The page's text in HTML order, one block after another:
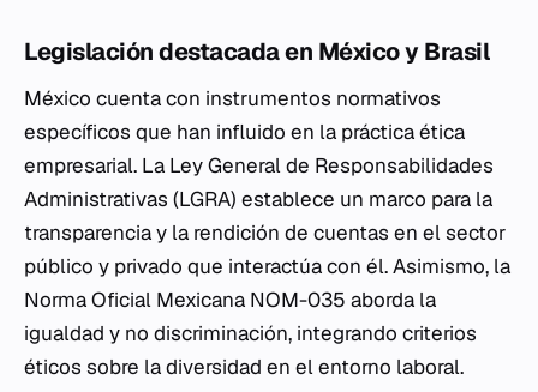
Legislación destacada en México y Brasil
México cuenta con instrumentos normativos
específicos que han influido en la práctica ética
empresarial. La Ley General de Responsabilidades
Administrativas (LGRA) establece un marco para la
transparencia y la rendición de cuentas en el sector
público y privado que interactúa con él. Asimismo, la
Norma Oficial Mexicana NOM-035 aborda la
igualdad y no discriminación, integrando criterios
éticos sobre la diversidad en el entorno laboral.